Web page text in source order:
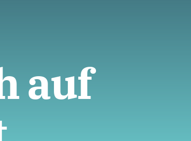
auf